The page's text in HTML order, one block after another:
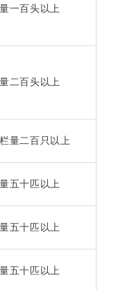
一百头以上
二百头以上
量二百只以上
五十匹以上
五十匹以上
五十匹以上